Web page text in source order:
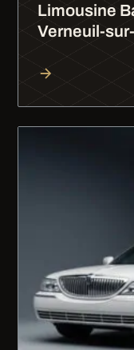
Limousine
Verneuil-